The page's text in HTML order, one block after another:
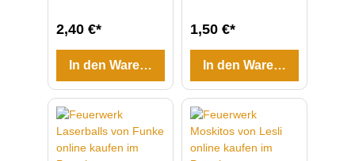
2,40 €*
In den Warenkorb
1,50 €*
In den Warenkorb